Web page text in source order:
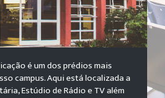
é um dos prédios mais
campus. Aqui está localizada a
Estúdio de Rádio e TV além